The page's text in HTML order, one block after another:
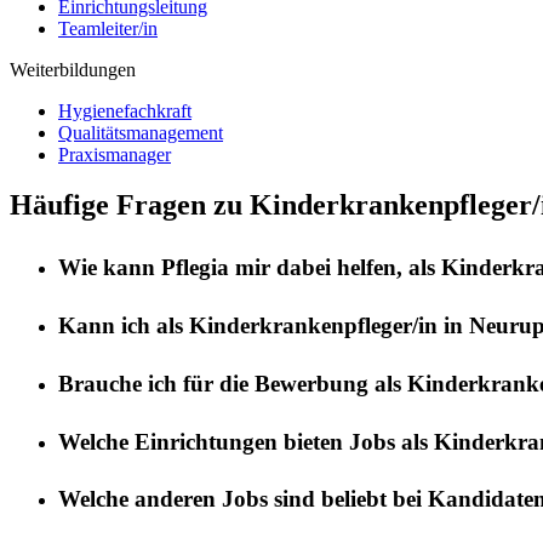
Einrichtungsleitung
Teamleiter/in
Weiterbildungen
Hygienefachkraft
Qualitätsmanagement
Praxismanager
Häufige Fragen zu
Wie kann Pflegia mir dabei helfen, als
Kann ich als Kinderkrankenpfleger/in in
Brauche ich für die Bewerbung als
Welche Einrichtungen bieten Jobs als
Welche anderen Jobs sind beliebt bei